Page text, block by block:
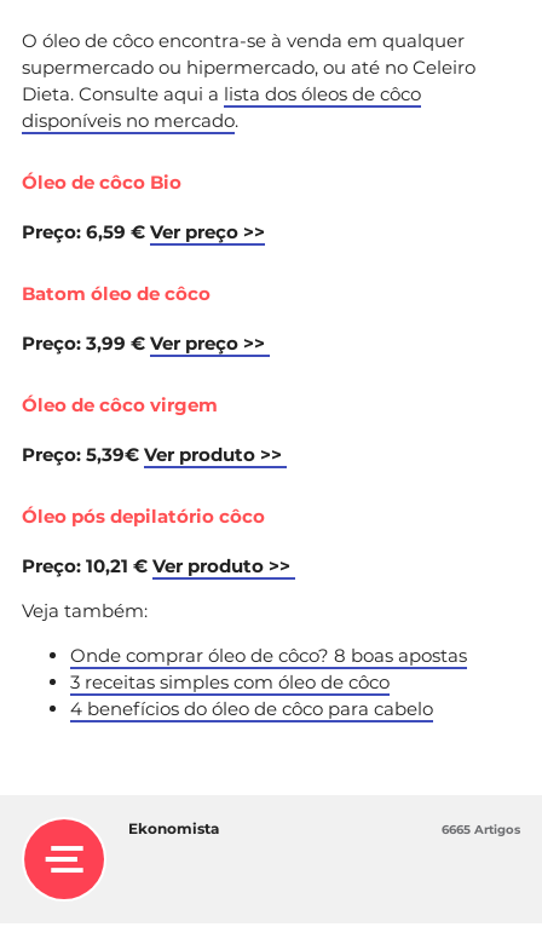
O óleo de côco encontra-se à venda em qualquer
supermercado ou hipermercado, ou até no Celeiro
Dieta. Consulte aqui a lista dos óleos de côco
disponíveis no mercado.
Óleo de côco Bio
Preço: 6,59 € Ver preço >>
Batom óleo de côco
Preço: 3,99 € Ver preço >>
Óleo de côco virgem
Preço: 5,39€ Ver produto >>
Óleo pós depilatório côco
Preço: 10,21 € Ver produto >>
Veja também:
Onde comprar óleo de côco? 8 boas apostas
3 receitas simples com óleo de côco
4 benefícios do óleo de côco para cabelo
Ekonomista 6665 Artigos